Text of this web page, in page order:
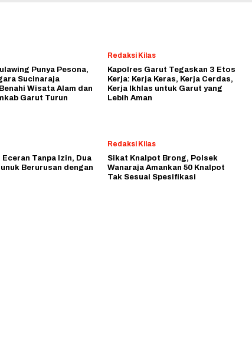
Punya Pesona,
Sucinaraja
Wisata Alam dan
Garut Turun
Redaksi Kilas
Kapolres Garut Tegaskan 3 Etos
Kerja: Kerja Keras, Kerja Cerdas,
Kerja Ikhlas untuk Garut yang
Lebih Aman
Eceran Tanpa Izin, Dua
Berurusan dengan
Redaksi Kilas
Sikat Knalpot Brong, Polsek
Wanaraja Amankan 50 Knalpot
Tak Sesuai Spesifikasi